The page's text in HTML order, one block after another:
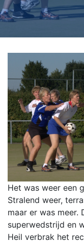
Het was weer een
Stralend weer,
maar er was meer.
superwedstrijd en
Heil verbrak het